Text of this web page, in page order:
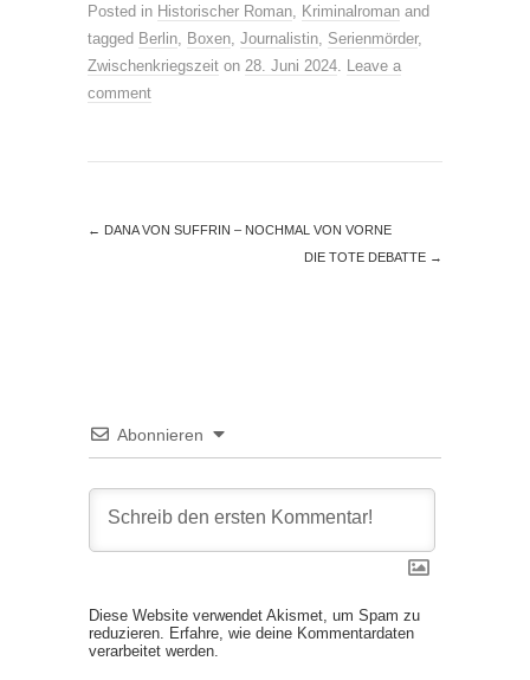
Posted in Historischer Roman Kriminalroman and
tagged Berlin Boxen Journalistin Serienmörder,
Zwischenkriegszeit on 28. Juni 2024
Leave a
comment
← DANA VON SUFFRIN – NOCHMAL VON VORNE
DIE TOTE DEBATTE →
Abonnieren
Diese Website verwendet Akismet, um Spam zu
reduzieren.
Erfahre, wie deine Kommentardaten
verarbeitet werden.